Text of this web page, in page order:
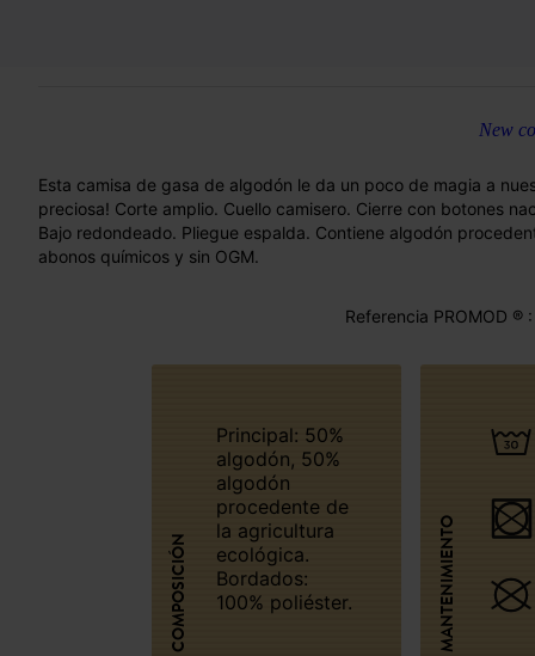
New
Esta camisa de gasa de algodón le da un poco de magia a
preciosa! Corte amplio. Cuello camisero. Cierre con botones
Bajo redondeado. Pliegue espalda. Contiene algodón
abonos químicos y sin OGM.
Referencia PROMOD
COMPOSICIÓN
Principal: 50%
algodón, 50%
algodón
procedente de
la agricultura
ecológica.
Bordados:
100% poliéster.
MANTENIMIENTO